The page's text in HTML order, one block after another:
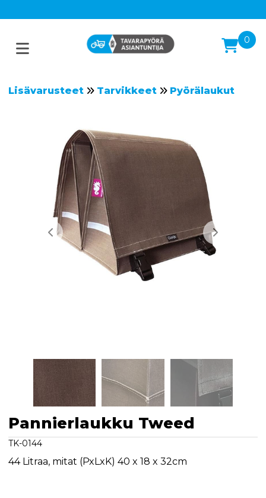
0
Lisävarusteet Tarvikkeet Pyörälaukut
Pannierlaukku Tweed
TK-0144
44 Litraa, mitat (PxLxK) 40 x 18 x 32cm